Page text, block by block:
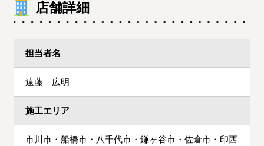
店舗詳細
担当者名
遠藤 広明
施工エリア
市川市・船橋市・八千代市・鎌ヶ谷市・佐倉市・印西